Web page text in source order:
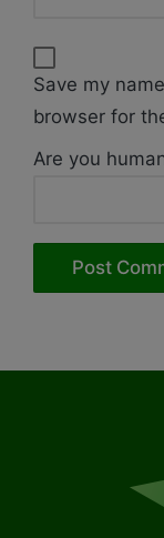
Save my
browser for
Are you